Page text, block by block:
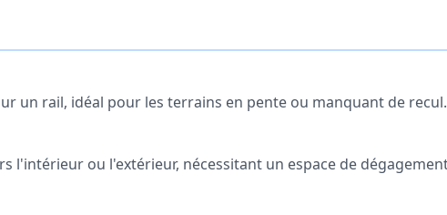
un rail, idéal pour les terrains en pente ou manquant de recul.
l'intérieur ou l'extérieur, nécessitant un espace de